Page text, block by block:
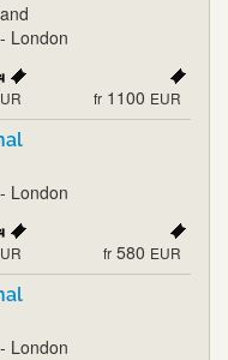
London
fr 1100 EUR
London
fr 580 EUR
London